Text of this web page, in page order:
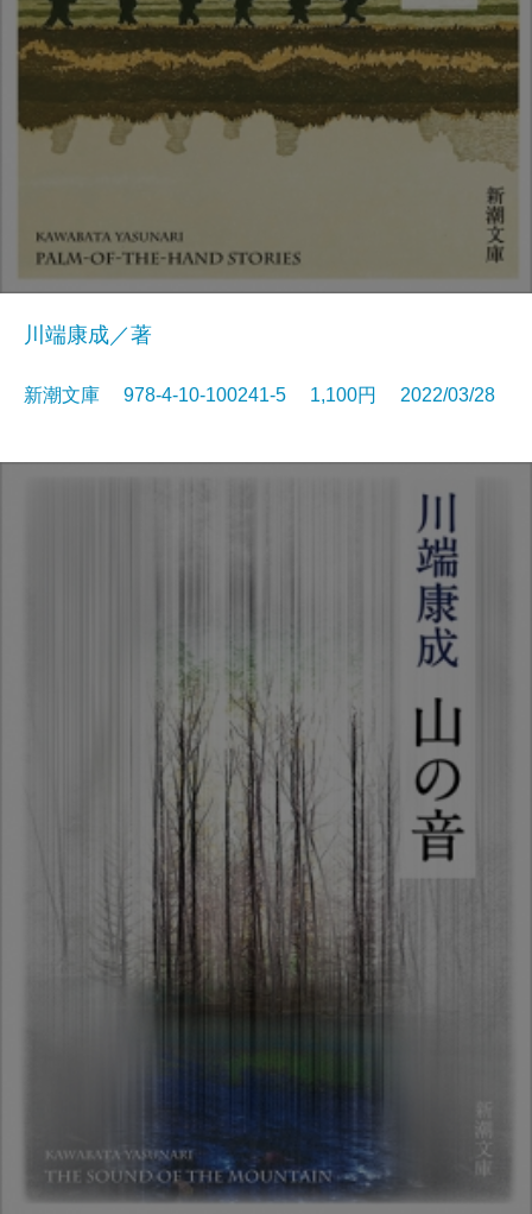
川端康成／著
新潮文庫 978-4-10-100241-5 1,100円 2022/03/28